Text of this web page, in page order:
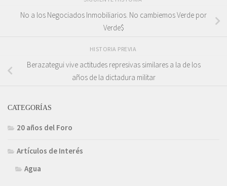
No a los Negociados Inmobiliarios. No cambiemos Verde por
Verde$
HISTORIA PREVIA
Berazategui vive actitudes represivas similares a la de los
años de la dictadura militar
CATEGORÍAS
20 años del Foro
Artículos de Interés
Agua